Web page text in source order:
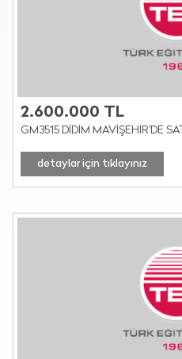
2.600.000 TL
GM3515 DİDİM MAVİŞEHİR'DE
detaylar için tıklayınız